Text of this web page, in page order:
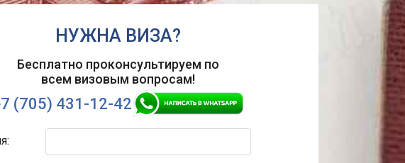
НУЖНА ВИЗА?
Бесплатно проконсультируем по
всем визовым вопросам!
(705) 431-12-42